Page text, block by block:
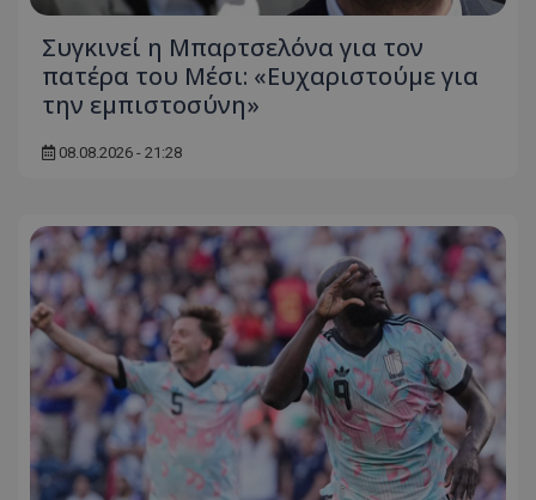
Συγκινεί η Μπαρτσελόνα για τον
πατέρα του Μέσι: «Ευχαριστούμε για
την εμπιστοσύνη»
08.08.2026 - 21:28